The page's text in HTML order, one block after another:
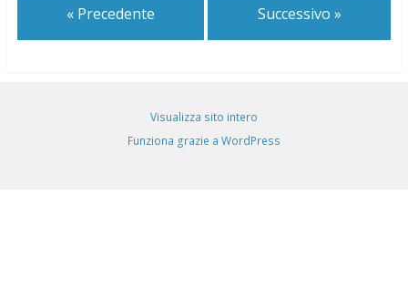
« Precedente Successivo »
Visualizza sito intero
Funziona grazie a WordPress